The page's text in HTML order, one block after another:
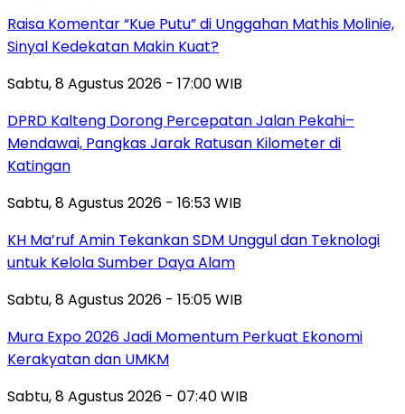
Raisa Komentar “Kue Putu” di Unggahan Mathis Molinie,
Sinyal Kedekatan Makin Kuat?
Sabtu, 8 Agustus 2026 - 17:00 WIB
DPRD Kalteng Dorong Percepatan Jalan Pekahi–
Mendawai, Pangkas Jarak Ratusan Kilometer di
Katingan
Sabtu, 8 Agustus 2026 - 16:53 WIB
KH Ma’ruf Amin Tekankan SDM Unggul dan Teknologi
untuk Kelola Sumber Daya Alam
Sabtu, 8 Agustus 2026 - 15:05 WIB
Mura Expo 2026 Jadi Momentum Perkuat Ekonomi
Kerakyatan dan UMKM
Sabtu, 8 Agustus 2026 - 07:40 WIB